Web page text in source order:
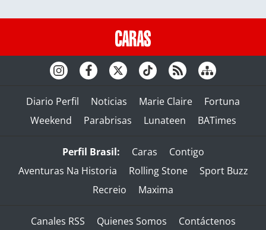
Diario Perfil Noticias Marie Claire
Fortuna
Weekend
Parabrisas Lunateen BATimes
Perfil Brasil: Caras
Contigo
Aventuras Na Historia
Rolling Stone
Sport Buzz
Recreio
Maxima
Canales RSS Quienes Somos Contáctenos